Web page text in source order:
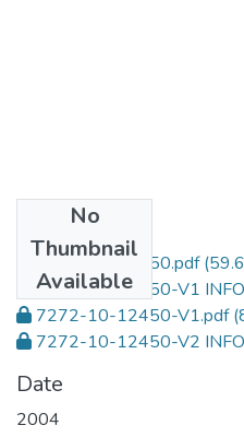
No
Thumbnail
Available
7272-10-12450.pdf
7272-10-12450-V1
7272-10-12450-V1.pdf
7272-10-12450-V2
Date
2004